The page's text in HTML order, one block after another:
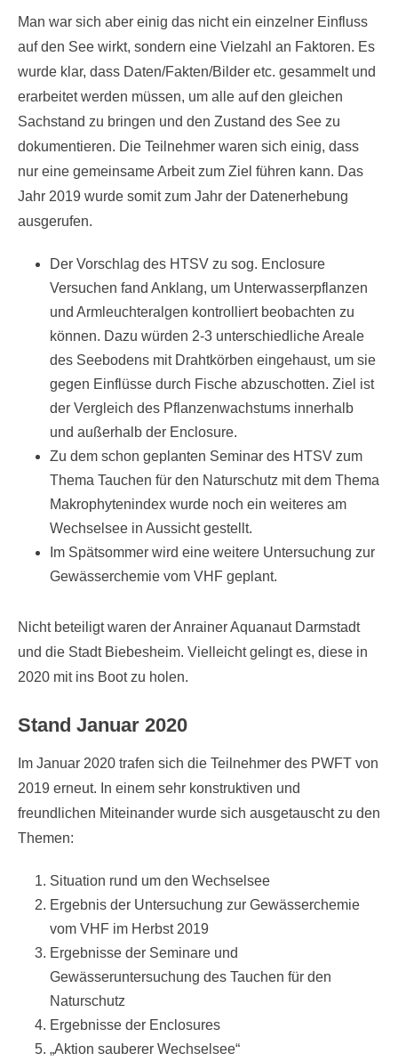
Man war sich aber einig das nicht ein einzelner Einfluss
auf den See wirkt, sondern eine Vielzahl an Faktoren. Es
wurde klar, dass Daten/Fakten/Bilder etc. gesammelt und
erarbeitet werden müssen, um alle auf den gleichen
Sachstand zu bringen und den Zustand des See zu
dokumentieren. Die Teilnehmer waren sich einig, dass
nur eine gemeinsame Arbeit zum Ziel führen kann. Das
Jahr 2019 wurde somit zum Jahr der Datenerhebung
ausgerufen.
Der Vorschlag des HTSV zu sog. Enclosure
Versuchen fand Anklang, um Unterwasserpflanzen
und Armleuchteralgen kontrolliert beobachten zu
können. Dazu würden 2-3 unterschiedliche Areale
des Seebodens mit Drahtkörben eingehaust, um sie
gegen Einflüsse durch Fische abzuschotten. Ziel ist
der Vergleich des Pflanzenwachstums innerhalb
und außerhalb der Enclosure.
Zu dem schon geplanten Seminar des HTSV zum
Thema Tauchen für den Naturschutz mit dem Thema
Makrophytenindex wurde noch ein weiteres am
Wechselsee in Aussicht gestellt.
Im Spätsommer wird eine weitere Untersuchung zur
Gewässerchemie vom VHF geplant.
Nicht beteiligt waren der Anrainer Aquanaut Darmstadt
und die Stadt Biebesheim. Vielleicht gelingt es, diese in
2020 mit ins Boot zu holen.
Stand Januar 2020
Im Januar 2020 trafen sich die Teilnehmer des PWFT von
2019 erneut. In einem sehr konstruktiven und
freundlichen Miteinander wurde sich ausgetauscht zu den
Themen:
Situation rund um den Wechselsee
Ergebnis der Untersuchung zur Gewässerchemie
vom VHF im Herbst 2019
Ergebnisse der Seminare und
Gewässeruntersuchung des Tauchen für den
Naturschutz
Ergebnisse der Enclosures
„Aktion sauberer Wechselsee“